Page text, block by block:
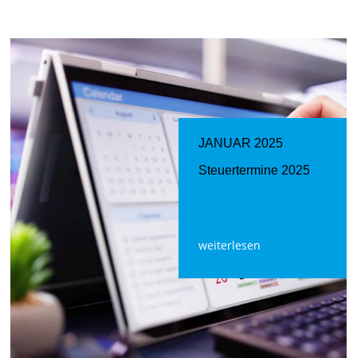
JANUAR 2025
Steuertermine 2025
weiterlesen